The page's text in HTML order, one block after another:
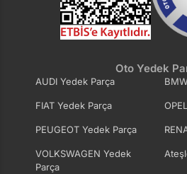
Oto Yedek
AUDI Yedek Parça
FIAT Yedek Parça
PEUGEOT Yedek Parça
VOLKSWAGEN Yedek
Parça